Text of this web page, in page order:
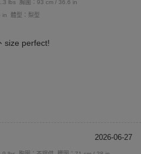
lbs
胸圍：93 cm / 36.6 in
in
體型：梨型
size perfect!
2026-06-27